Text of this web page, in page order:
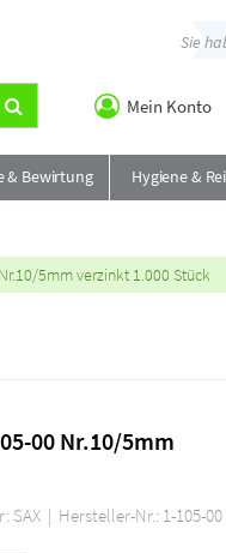
Sie
Mein Konto
& Bewirtung Hygiene &
5mm verzinkt 1.000 Stück
00 Nr.10/5mm
SAX | Hersteller-Nr.: 1-105-00